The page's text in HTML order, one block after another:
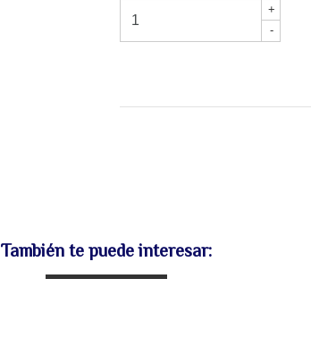
+
-
También te puede interesar: